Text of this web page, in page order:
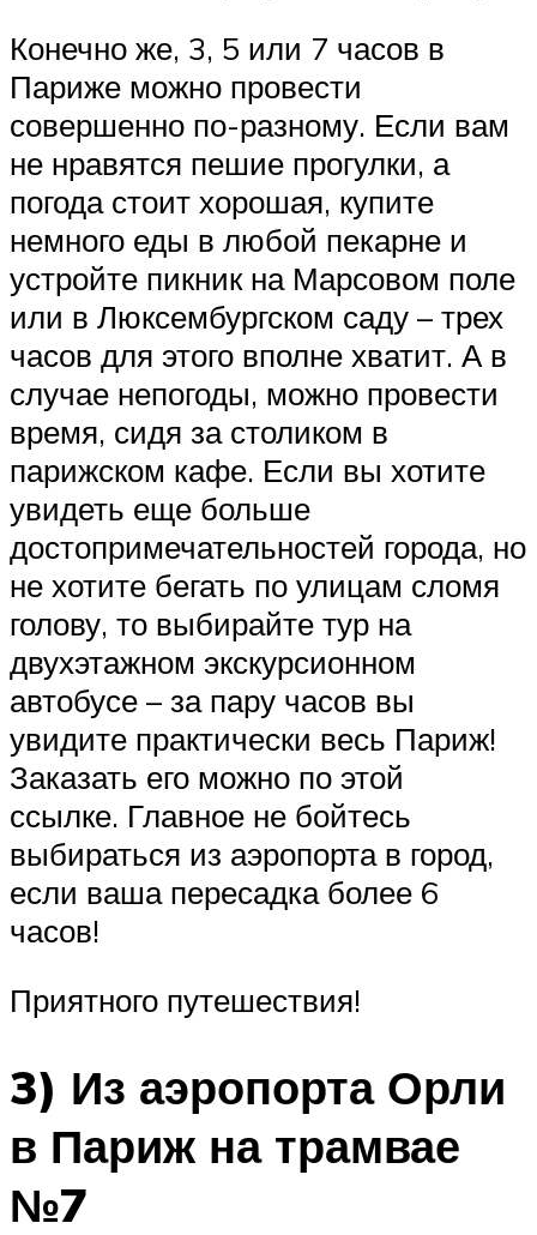
Конечно же, 3, 5 или 7 часов в
Париже можно провести
совершенно по-разному. Если вам
не нравятся пешие прогулки, а
погода стоит хорошая, купите
немного еды в любой пекарне и
устройте пикник на Марсовом поле
или в Люксембургском саду – трех
часов для этого вполне хватит. А в
случае непогоды, можно провести
время, сидя за столиком в
парижском кафе. Если вы хотите
увидеть еще больше
достопримечательностей города, но
не хотите бегать по улицам сломя
голову, то выбирайте тур на
двухэтажном экскурсионном
автобусе – за пару часов вы
увидите практически весь Париж!
Заказать его можно по этой
ссылке. Главное не бойтесь
выбираться из аэропорта в город,
если ваша пересадка более 6
часов!
Приятного путешествия!
3) Из аэропорта Орли
в Париж на трамвае
№7